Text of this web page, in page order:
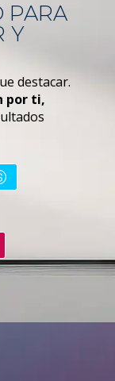
PARA
Y
destacar.
por ti,